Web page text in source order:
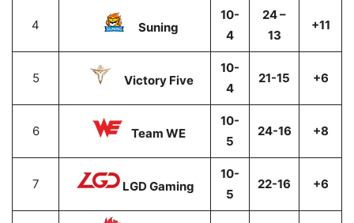
4 Suning
10-
4
24 –
13
+11
5 Victory Five
10-
4
21-15 +6
6 Team WE
10-
5
24-16 +8
7 LGD Gaming
10-
5
22-16 +6